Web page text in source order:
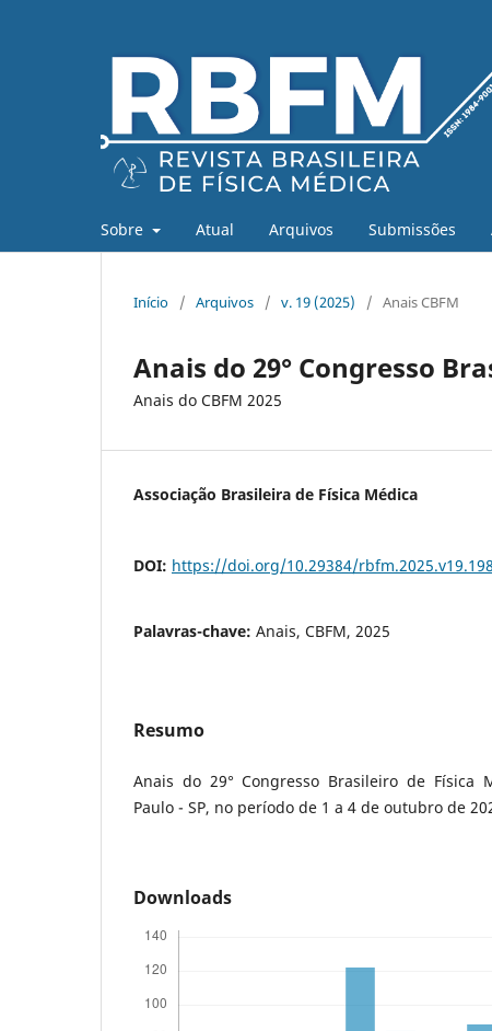
Sobre Atual Arquivos Submissões
Início / Arquivos / v. 19 (2025) / Anais CBFM
Anais do 29° Congresso
Anais do CBFM 2025
Associação Brasileira de Física Médica
DOI: https://doi.org/10.29384/
Palavras-chave: Anais, CBFM, 2025
Resumo
Anais do 29° Congresso Brasileiro de Física
Paulo - SP, no período de 1 a 4 de outubro de
Downloads